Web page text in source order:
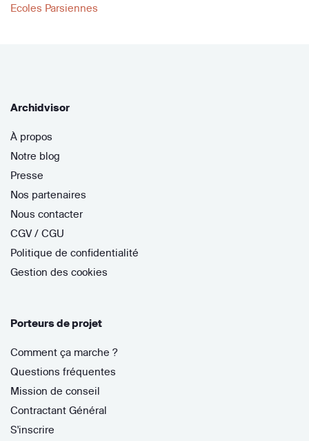
Ecoles Parsiennes
Archidvisor
À propos
Notre blog
Presse
Nos partenaires
Nous contacter
CGV / CGU
Politique de confidentialité
Gestion des cookies
Porteurs de projet
Comment ça marche ?
Questions fréquentes
Mission de conseil
Contractant Général
S'inscrire